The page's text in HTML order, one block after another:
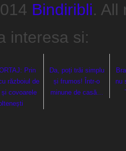
Bindiribli. All
interesa si:
Prin
războiul de
covoarele
Da, poți trăi simplu
și frumos! Într-o
minune de casă…
nu